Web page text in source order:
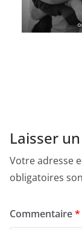
Laisser
Votre adresse
obligatoires
Commentaire*